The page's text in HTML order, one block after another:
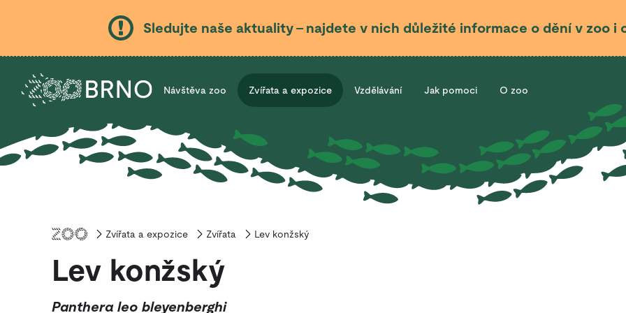
Sledujte naše aktuality – najdete v nich důležité informace o dění v zoo i
Návštěva zoo Zvířata a expozice Vzdělávání Jak pomoci O zoo
Úvod
Zvířata a expozice Zvířata Lev konžský
Lev konžský
Panthera leo bleyenberghi